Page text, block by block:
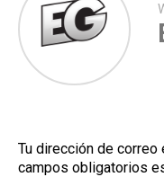
Tu dirección de correo
campos obligatorios